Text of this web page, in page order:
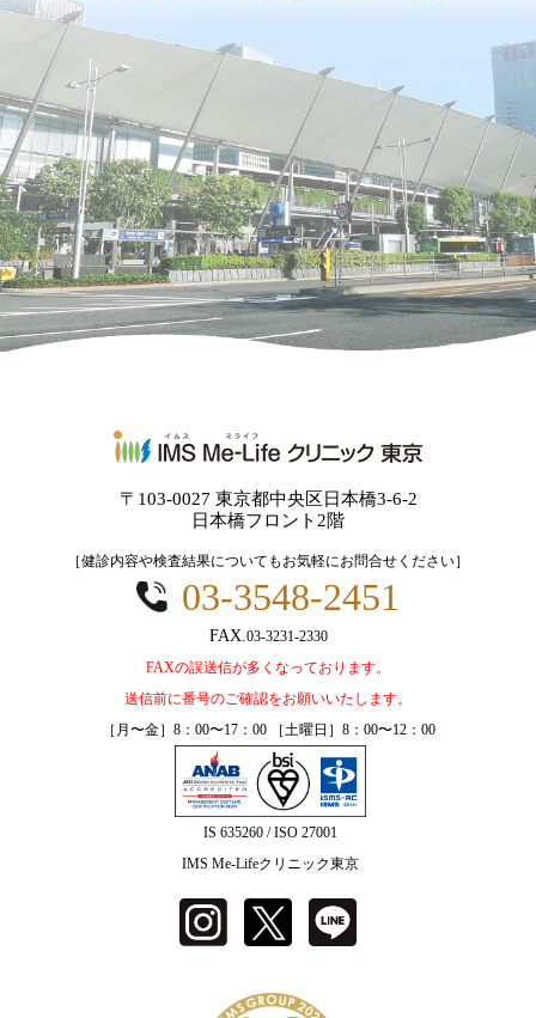
〒103-0027 東京都中央区日本橋3-6-2
日本橋フロント2階
［健診内容や検査結果についてもお気軽にお問合せください］
03-3548-2451
03-3231-2330
FAXの誤送信が多くなっております。
送信前に番号のご確認をお願いいたします。
［月〜金］8：00〜17：00 ［土曜日］8：00〜12：00
IS 635260 / ISO 27001
IMS Me-Lifeクリニック東京